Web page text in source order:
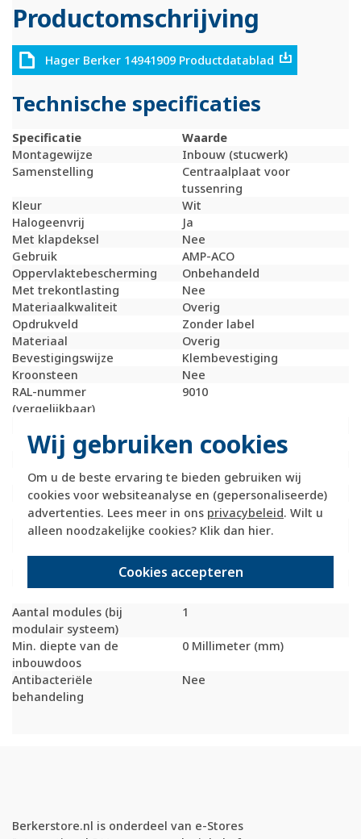
Wij gebruiken cookies
Om u de beste ervaring te bieden gebruiken wij
cookies voor websiteanalyse en (gepersonaliseerde)
advertenties. Lees meer in ons privacybeleid. Wilt u
alleen noodzakelijke cookies? Klik dan hier.
Cookies accepteren
Productomschrijving
Hager Berker 14941909 Productdatablad
Technische specificaties
Specificatie
Waarde
Montagewijze
Inbouw (stucwerk)
Samenstelling
Centraalplaat voor
tussenring
Kleur
Wit
Halogeenvrij
Ja
Met klapdeksel
Nee
Gebruik
AMP-ACO
Oppervlaktebescherming
Onbehandeld
Met trekontlasting
Nee
Materiaalkwaliteit
Overig
Opdrukveld
Zonder label
Materiaal
Overig
Bevestigingswijze
Klembevestiging
Kroonsteen
Nee
RAL-nummer
(vergelijkbaar)
9010
Met opdruk
Nee
Incl. connectoren
Draagring
Nee
Transparant
Nee
Uitvoering oppervlakte
Mat
Geschikt voor
IP20
Schakelmateriaalhoogte
51,4 Millimeter (mm)
Aantal modules (bij
modulair systeem)
1
Min. diepte van de
inbouwdoos
0 Millimeter (mm)
Antibacteriële
behandeling
Nee
Berkerstore.nl is onderdeel van e-Stores